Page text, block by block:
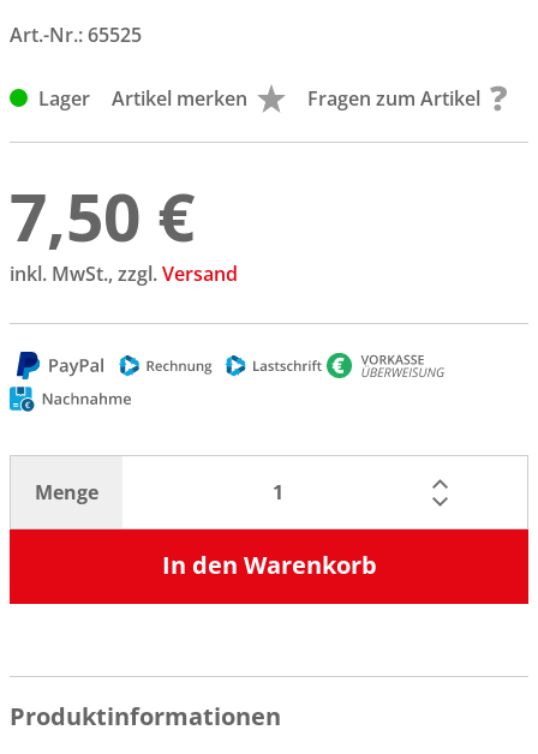
Art.-Nr.:65525
Lager Artikel merken Fragen zum Artikel
7,50 €
inkl. MwSt., zzgl.Versand
Menge
In den Warenkorb
Produktinformationen